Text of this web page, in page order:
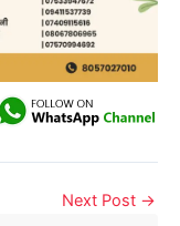
Next Post →